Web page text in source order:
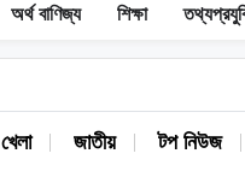
অর্থ বাণিজ্য শিক্ষা
খেলা জাতীয় টপ নিউজ